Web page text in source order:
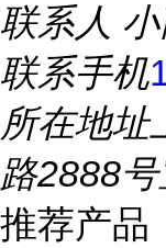
联系人
联系手机
所在地址
路2888
推荐产品